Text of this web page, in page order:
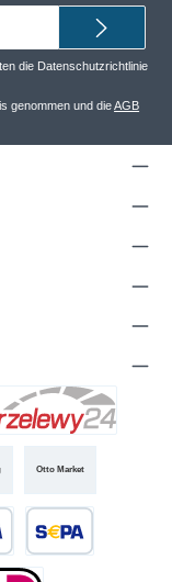
die Datenschutzrichtlinie
genommen und dieAGB
Otto Market